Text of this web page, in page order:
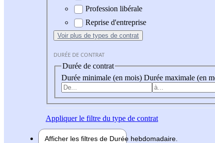
Profession libérale
Reprise d'entreprise
Voir plus de types de contrat
DURÉE DE CONTRAT
Durée de contrat
Durée minimale (en mois) Durée maximale (en
Appliquerle filtre du type de contrat
Afficher les filtres de Durée hebdomadaire